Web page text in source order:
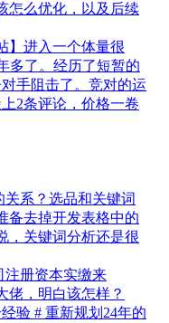
怎么优化，以及后续
】进入一个体量很
多了。经历了短暂的
手阻击了。竞对的运
2条评论，价格一卷
系？选品和关键词
备去掉开发表格中的
，关键词分析还是很
注册资本实缴来
佬，明白该怎样？
验 # 重新规划24年的